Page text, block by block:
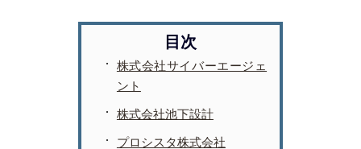
株式会社サイバーエージェ
ント
株式会社池下設計
プロシスタ株式会社